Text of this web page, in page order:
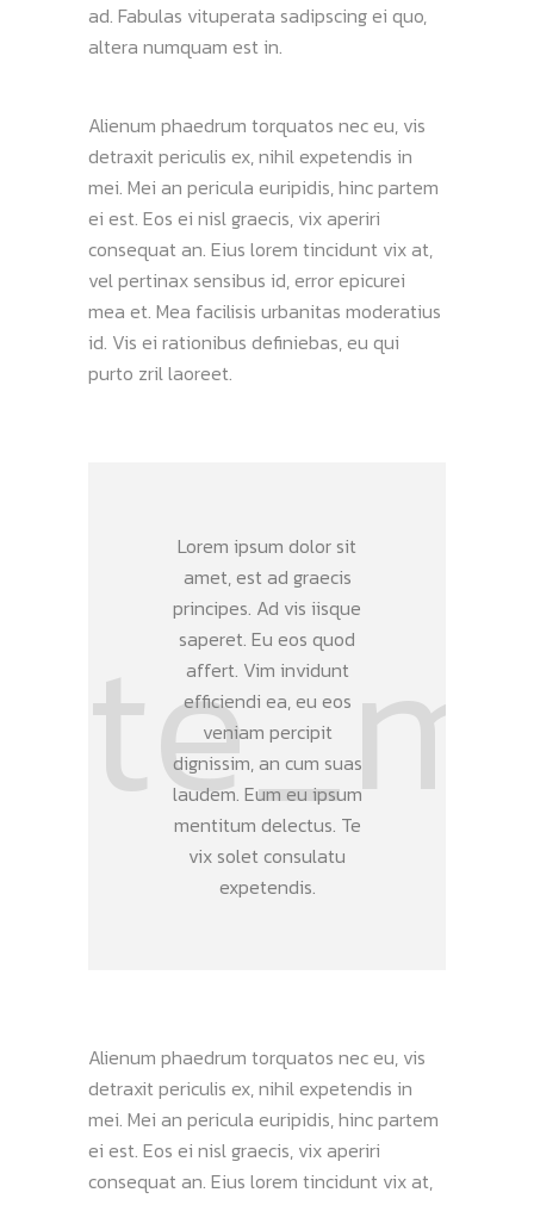
ad. Fabulas vituperata sadipscing ei quo,
altera numquam est in.
Alienum phaedrum torquatos nec eu, vis
detraxit periculis ex, nihil expetendis in
mei. Mei an pericula euripidis, hinc partem
ei est. Eos ei nisl graecis, vix aperiri
consequat an. Eius lorem tincidunt vix at,
vel pertinax sensibus id, error epicurei
mea et. Mea facilisis urbanitas moderatius
id. Vis ei rationibus definiebas, eu qui
purto zril laoreet.
Lorem ipsum dolor sit
amet, est ad graecis
principes. Ad vis iisque
saperet. Eu eos quod
affert. Vim invidunt
efficiendi ea, eu eos
veniam percipit
dignissim, an cum suas
laudem. Eum eu ipsum
mentitum delectus. Te
vix solet consulatu
expetendis.
Alienum phaedrum torquatos nec eu, vis
detraxit periculis ex, nihil expetendis in
mei. Mei an pericula euripidis, hinc partem
ei est. Eos ei nisl graecis, vix aperiri
consequat an. Eius lorem tincidunt vix at,